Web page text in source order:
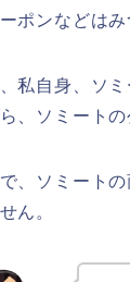
ポンなどは
私自身、ソ
、ソミート
、ソミート
ん。